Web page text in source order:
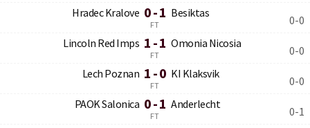
0-0
Hradec Kralove 0 - 1 Besiktas
FT
0-0
Lincoln Red Imps 1 - 1 Omonia Nicosia
FT
0-0
Lech Poznan 1 - 0 KI Klaksvik
FT
0-1
PAOK Salonica 0 - 1 Anderlecht
FT